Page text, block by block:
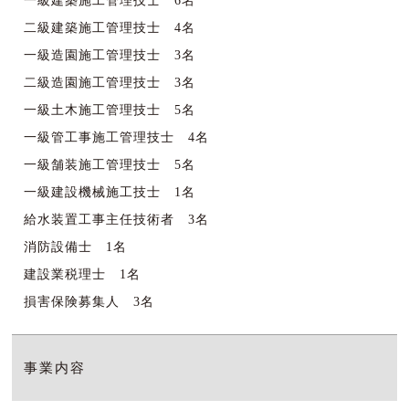
二級建築施工管理技士 4名
一級造園施工管理技士 3名
二級造園施工管理技士 3名
一級土木施工管理技士 5名
一級管工事施工管理技士 4名
一級舗装施工管理技士 5名
一級建設機械施工技士 1名
給水装置工事主任技術者 3名
消防設備士 1名
建設業税理士 1名
損害保険募集人 3名
事業内容